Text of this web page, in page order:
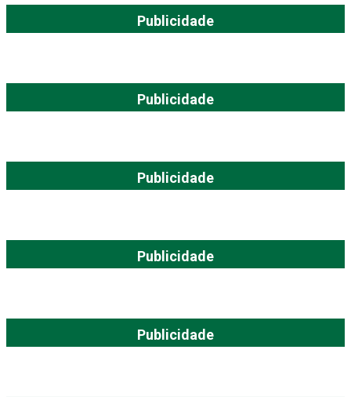
Publicidade
Publicidade
Publicidade
Publicidade
Publicidade